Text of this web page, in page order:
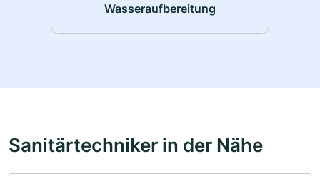
Wasseraufbereitung
Sanitärtechniker in der Nähe